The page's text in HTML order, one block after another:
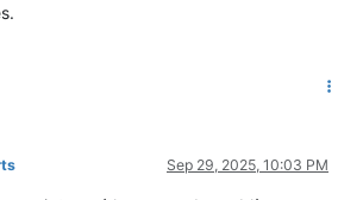
Sep 29, 2025, 10:03 PM